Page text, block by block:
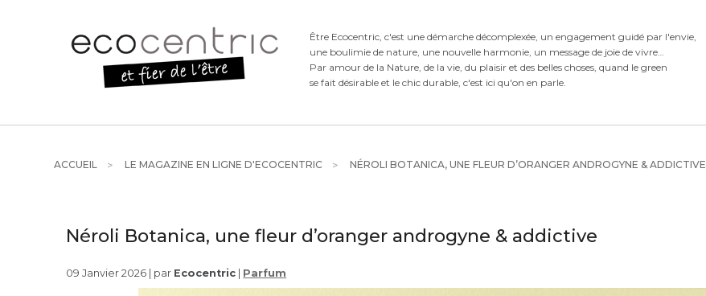
Être Ecocentric, c'est une démarche décomplexée, un engagement guidé par l'envie,
une boulimie de nature, une nouvelle harmonie, un message de joie de vivre
Par amour de la Nature, de la vie, du plaisir et des belles choses, quand le green
se fait désirable et le chic durable, c'est ici qu'on en parle.
ACCUEIL LE MAGAZINE EN LIGNE D'ECOCENTRIC NÉROLI BOTANICA, UNE FLEUR D’ORANGER ANDROGYNE & ADDICTIVE
Néroli Botanica, une fleur d’oranger androgyne & addictive
09 Janvier 2026 | par Ecocentric Parfum